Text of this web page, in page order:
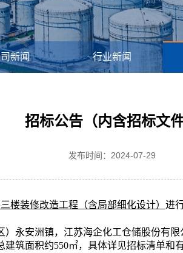
新闻 行业新闻
招标公告（内含招标文件
发布时间： 2024-07-29
楼装修改造工程（含局部细化设计） 进
永安洲镇，江苏海企化工仓储股份有限
筑面积约550㎡，具体详见招标清单和